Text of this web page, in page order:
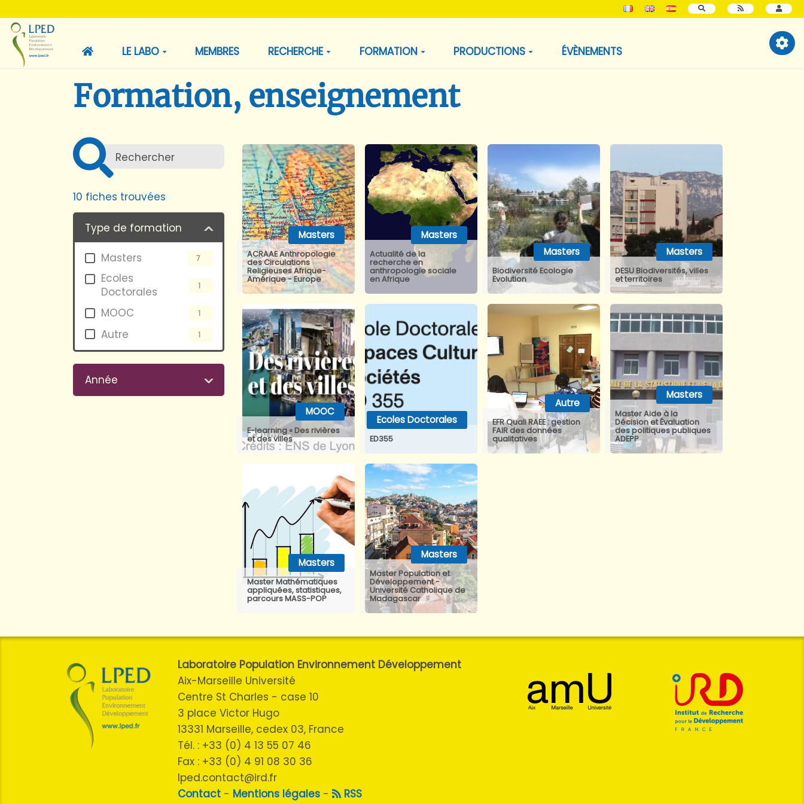
RECHERCHER
LE LABO MEMBRES RECHERCHE FORMATION PRODUCTIONS ÉVÈNEMENTS
Formation, enseignement
10 fiches trouvées
Type de formation
Masters 7
Ecoles
Doctorales
1
MOOC 1
Autre 1
Année
ACRAAE Anthropologie
des Circulations
Religieuses Afrique-
Amérique - Europe
Masters
Actualité de la
recherche en
anthropologie sociale
en Afrique
Masters
Biodiversité Ecologie
Evolution
Masters
DESU Biodiversités, villes
et territoires
Masters
E-learning « Des rivières
et des villes
MOOC
ED355
Ecoles Doctorales
EFR Quali RAEE : gestion
FAIR des données
qualitatives
Autre
Master Aide à la
Décision et Évaluation
des politiques publiques
ADEPP
Masters
Master Mathématiques
appliquées, statistiques,
parcours MASS-POP
Masters
Master Population et
Développement -
Université Catholique de
Madagascar
Masters
Laboratoire Population Environnement Développement
Aix-Marseille Université
Centre St Charles - case 10
3 place Victor Hugo
13331 Marseille, cedex 03, France
Tél. : +33 (0) 4 13 55 07 46
Fax : +33 (0) 4 91 08 30 36
lped.contact@ird.fr
Contact - Mentions légales - RSS